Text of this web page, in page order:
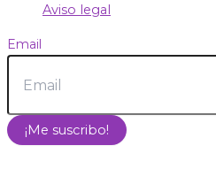
Aviso legal
Email
¡Me suscribo!